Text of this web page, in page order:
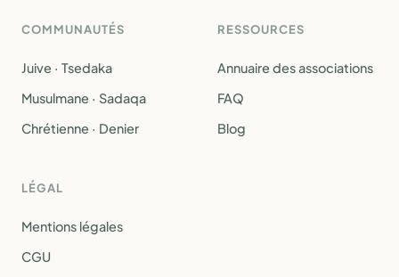
COMMUNAUTÉS
Juive · Tsedaka
Musulmane · Sadaqa
Chrétienne · Denier
RESSOURCES
Annuaire des associations
FAQ
Blog
LÉGAL
Mentions légales
CGU